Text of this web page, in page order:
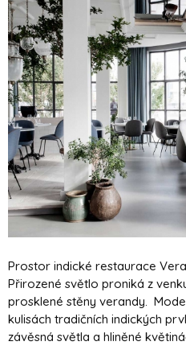
Prostor indické restaurace
Přirozené světlo proniká z
prosklené stěny verandy.
kulisách tradičních indických
závěsná světla a hliněné